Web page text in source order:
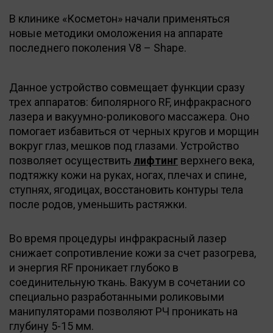
В клинике «Косметон» начали применяться
новые методики омоложения на аппарате
последнего поколения V8 – Shape.
Данное устройство совмещает функции сразу
трех аппаратов: биполярного RF, инфракрасного
лазера и вакуумно-роликового массажера. Оно
помогает избавиться от черных кругов и морщин
вокруг глаз, мешков под глазами. Устройство
позволяет осуществить лифтинг верхнего века,
подтяжку кожи на руках, ногах, плечах и спине,
ступнях, ягодицах, восстановить контуры тела
после родов, уменьшить растяжки.
Во время процедуры инфракрасный лазер
снижает сопротивление кожи за счет разогрева,
и энергия RF проникает глубоко в
соединительную ткань. Вакуум в сочетании со
специально разработанными роликовыми
манипуляторами позволяют РЧ проникать на
глубину 5-15 мм.